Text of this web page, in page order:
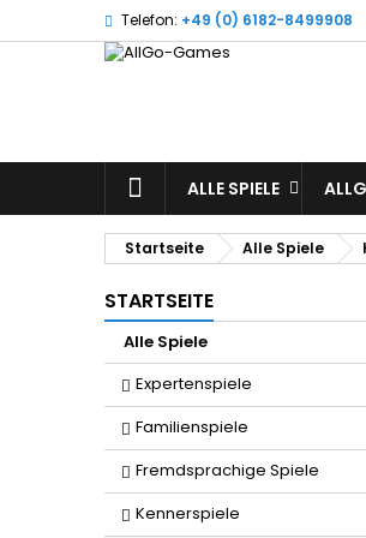
Telefon: +49 (0) 6182-8499908
STARTSEITE
ALLE SPIELE
Startseite Alle Spiele
STARTSEITE
Alle Spiele
Expertenspiele
Familienspiele
Fremdsprachige Spiele
Kennerspiele